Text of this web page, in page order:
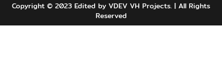
Copyright © 2023 Edited by VDEV VH Projects. | All Rights
Reserved